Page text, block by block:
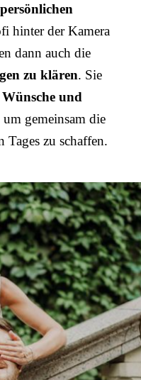
persönlichen
hinter der Kamera
dann auch die
zu klären. Sie
Wünsche und
gemeinsam die
Tages zu schaffen.